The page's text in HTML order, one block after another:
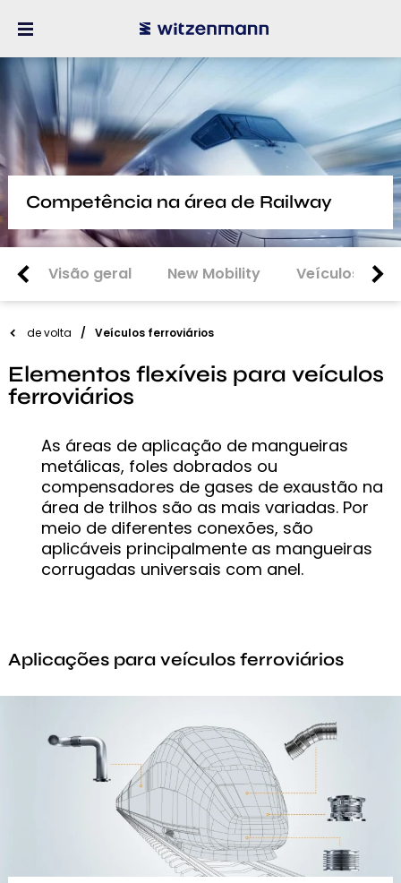
Competência na área de Railway
Visão geral New Mobility Veículos de
de volta Veículos ferroviários
Elementos flexíveis para veículos
ferroviários
As áreas de aplicação de mangueiras
metálicas, foles dobrados ou
compensadores de gases de exaustão na
área de trilhos são as mais variadas. Por
meio de diferentes conexões, são
aplicáveis principalmente as mangueiras
corrugadas universais com anel.
Aplicações para veículos ferroviários